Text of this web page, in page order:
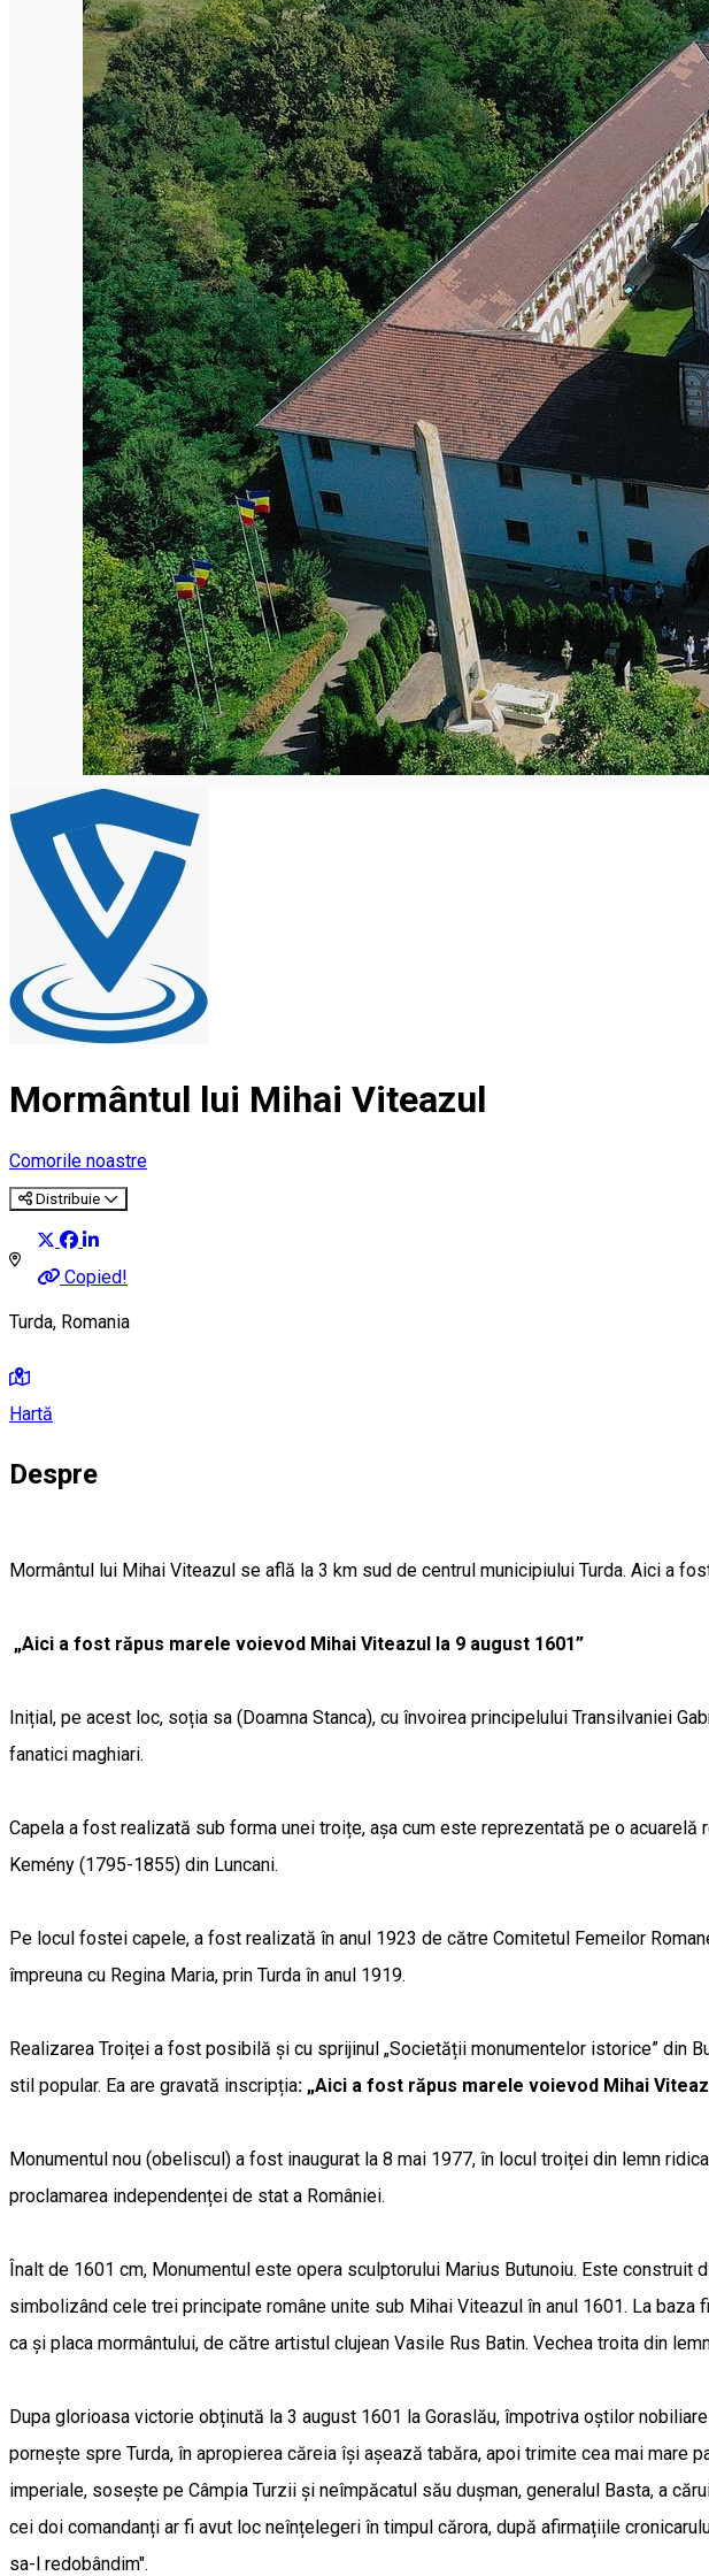
English
Încărcare vehicule electrice
Conectează-te cu noi
Contact
Facebook
YouTube
Instagram
Tik Tok
Mormântul lui Mihai Viteazul
Comorile noastre
Distribuie
Copied!
Turda, Romania
Hartă
Despre
Mormântul lui Mihai Viteazul se află la 3 km sud de centrul municipiului Turda. Aici a
„Aici a fost răpus marele voievod Mihai Viteazul la 9 august 1601”
Inițial, pe acest loc, soția sa (Doamna Stanca), cu învoirea principelului Transilvaniei
fanatici maghiari.
Capela a fost realizată sub forma unei troițe, așa cum este reprezentată pe o
Kemény (1795-1855) din Luncani.
Pe locul fostei capele, a fost realizată în anul 1923 de către Comitetul Femeilor
împreuna cu Regina Maria, prin Turda în anul 1919.
Realizarea Troiței a fost posibilă și cu sprijinul „Societății monumentelor istorice” din
stil popular. Ea are gravată inscripția: „Aici a fost răpus marele voievod Mihai
Monumentul nou (obeliscul) a fost inaugurat la 8 mai 1977, în locul troiței din lemn
proclamarea independenței de stat a României.
Înalt de 1601 cm, Monumentul este opera sculptorului Marius Butunoiu. Este construit
simbolizând cele trei principate române unite sub Mihai Viteazul în anul 1601. La
ca și placa mormântului, de către artistul clujean Vasile Rus Batin. Vechea troita din
Dupa glorioasa victorie obținută la 3 august 1601 la Goraslău, împotriva oștilor
pornește spre Turda, în apropierea căreia își așează tabăra, apoi trimite cea mai
imperiale, sosește pe Câmpia Turzii și neîmpăcatul său dușman, generalul Basta, a
cei doi comandanți ar fi avut loc neînțelegeri în timpul cărora, după afirmațiile
sa-l redobândim".